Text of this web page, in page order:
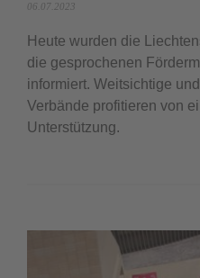
06.07.2023
Heute wurden die
die gesprochenen
informiert. Weitsichtige
Verbände profitieren von
Unterstützung.